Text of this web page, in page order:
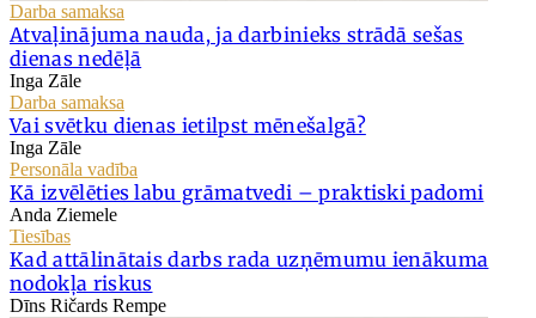
Darba samaksa
Atvaļinājuma nauda, ja darbinieks strādā sešas
dienas nedēļā
Inga Zāle
Darba samaksa
Vai svētku dienas ietilpst mēnešalgā?
Inga Zāle
Personāla vadība
Kā izvēlēties labu grāmatvedi – praktiski padomi
Anda Ziemele
Tiesības
Kad attālinātais darbs rada uzņēmumu ienākuma
nodokļa riskus
Dīns Ričards Rempe